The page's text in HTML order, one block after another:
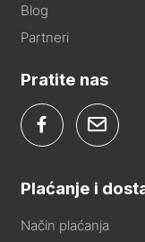
Blog
Partneri
Pratite nas
Plaćanje i
Način plaćanja